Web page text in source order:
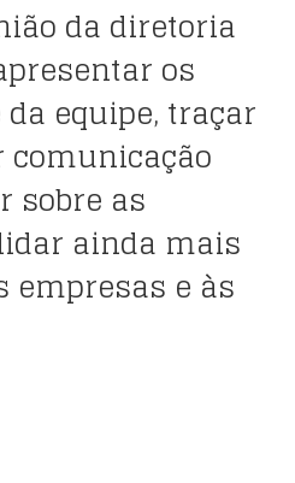
da diretoria
os
equipe, traçar
sobre as
ainda mais
empresas e às